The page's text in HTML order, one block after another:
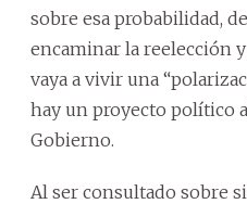
sobre esa probabilidad,
encaminar la reelección
vaya a vivir una
hay un proyecto político
Gobierno.
Al ser consultado sobre